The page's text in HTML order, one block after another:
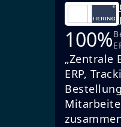
100%
„Zentrale
ERP,